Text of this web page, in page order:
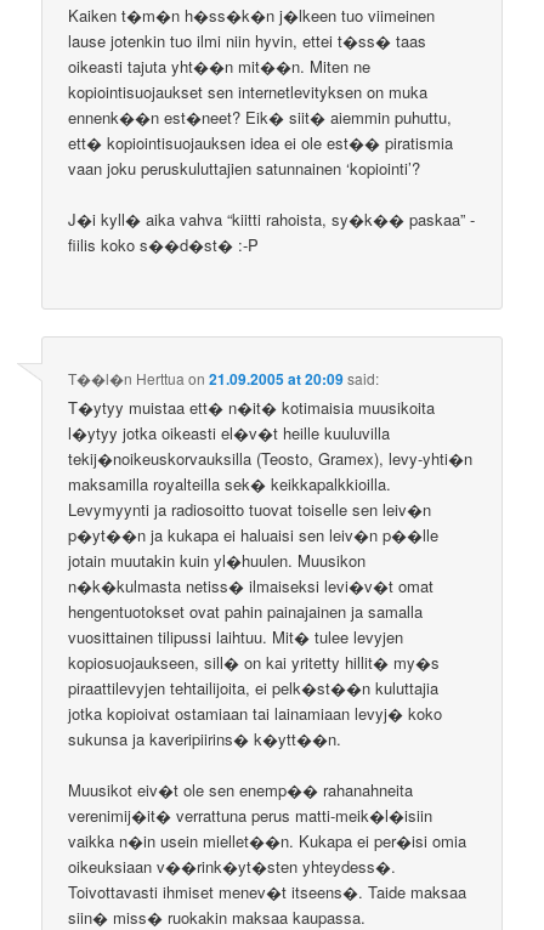
Kaiken t�m�n h�ss�k�n j�lkeen tuo viimeinen
lause jotenkin tuo ilmi niin hyvin, ettei t�ss� taas
oikeasti tajuta yht��n mit��n. Miten ne
kopiointisuojaukset sen internetlevityksen on muka
ennenk��n est�neet? Eik� siit� aiemmin puhuttu,
ett� kopiointisuojauksen idea ei ole est�� piratismia
vaan joku peruskuluttajien satunnainen ‘kopiointi’?
J�i kyll� aika vahva “kiitti rahoista, sy�k�� paskaa” -
fiilis koko s��d�st� :-P
T��l�n Herttua on21.09.2005 at 20:09said:
T�ytyy muistaa ett� n�it� kotimaisia muusikoita
l�ytyy jotka oikeasti el�v�t heille kuuluvilla
tekij�noikeuskorvauksilla (Teosto, Gramex), levy-yhti�n
maksamilla royalteilla sek� keikkapalkkioilla.
Levymyynti ja radiosoitto tuovat toiselle sen leiv�n
p�yt��n ja kukapa ei haluaisi sen leiv�n p��lle
jotain muutakin kuin yl�huulen. Muusikon
n�k�kulmasta netiss� ilmaiseksi levi�v�t omat
hengentuotokset ovat pahin painajainen ja samalla
vuosittainen tilipussi laihtuu. Mit� tulee levyjen
kopiosuojaukseen, sill� on kai yritetty hillit� my�s
piraattilevyjen tehtailijoita, ei pelk�st��n kuluttajia
jotka kopioivat ostamiaan tai lainamiaan levyj� koko
sukunsa ja kaveripiirins� k�ytt��n.
Muusikot eiv�t ole sen enemp�� rahanahneita
verenimij�it� verrattuna perus matti-meik�l�isiin
vaikka n�in usein miellet��n. Kukapa ei per�isi omia
oikeuksiaan v��rink�yt�sten yhteydess�.
Toivottavasti ihmiset menev�t itseens�. Taide maksaa
siin� miss� ruokakin maksaa kaupassa.